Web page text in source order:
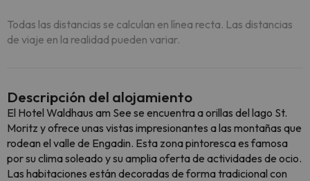
Todas las distancias se calculan en línea recta. Las distancias
de viaje en la realidad pueden variar.
Descripción del alojamiento
El Hotel Waldhaus am See se encuentra a orillas del lago St.
Moritz y ofrece unas vistas impresionantes a las montañas que
rodean el valle de Engadin. Esta zona pintoresca es famosa
por su clima soleado y su amplia oferta de actividades de ocio.
Las habitaciones están decoradas de forma tradicional con